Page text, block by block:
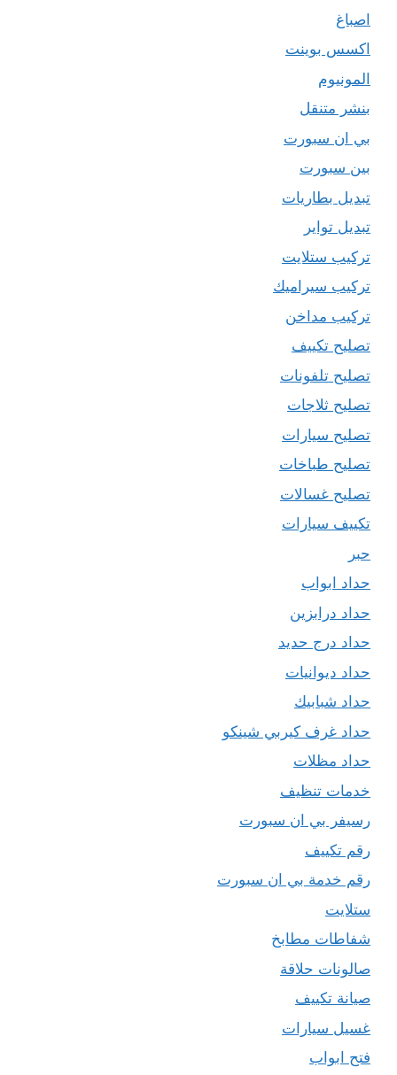
اصباغ
اكسس بوينت
المونيوم
بنشر متنقل
بي ان سبورت
بين سبورت
تبديل بطاريات
تبديل تواير
تركيب ستلايت
تركيب سيراميك
تركيب مداخن
تصليح تكييف
تصليح تلفونات
تصليح ثلاجات
تصليح سيارات
تصليح طباخات
تصليح غسالات
تكييف سيارات
حبر
حداد ابواب
حداد درابزين
حداد درج حديد
حداد ديوانيات
حداد شبابيك
حداد غرف كيربي شينكو
حداد مظلات
خدمات تنظيف
رسيفر بي ان سبورت
رقم تكييف
رقم خدمة بي ان سبورت
ستلايت
شفاطات مطابخ
صالونات حلاقة
صيانة تكييف
غسيل سيارات
فتح ابواب